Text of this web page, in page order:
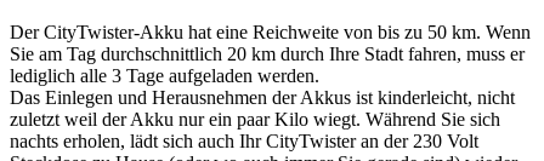
Der CityTwister-Akku hat eine Reichweite von bis zu 50 km. Wenn
Sie am Tag durchschnittlich 20 km durch Ihre Stadt fahren, muss er
lediglich alle 3 Tage aufgeladen werden.
Das Einlegen und Herausnehmen der Akkus ist kinderleicht, nicht
zuletzt weil der Akku nur ein paar Kilo wiegt. Während Sie sich
nachts erholen, lädt sich auch Ihr CityTwister an der 230 Volt